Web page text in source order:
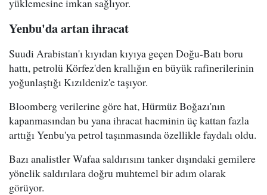
yüklemesine imkan sağlıyor.
Yenbu'da artan ihracat
Suudi Arabistan'ı kıyıdan kıyıya geçen Doğu-Batı boru
hattı, petrolü Körfez'den krallığın en büyük rafinerilerinin
yoğunlaştığı Kızıldeniz'e taşıyor.
Bloomberg verilerine göre hat, Hürmüz Boğazı'nın
kapanmasından bu yana ihracat hacminin üç kattan fazla
arttığı Yenbu'ya petrol taşınmasında özellikle faydalı oldu.
Bazı analistler Wafaa saldırısını tanker dışındaki gemilere
yönelik saldırılara doğru muhtemel bir adım olarak
görüyor.